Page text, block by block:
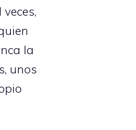
la
unos